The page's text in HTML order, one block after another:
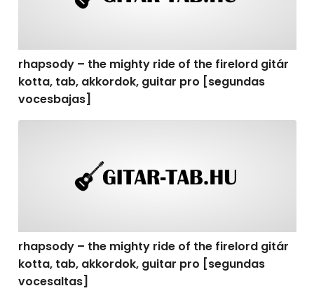
rhapsody – the mighty ride of the firelord gitár
kotta, tab, akkordok, guitar pro [segundas
vocesbajas]
rhapsody – the mighty ride of the firelord gitár
kotta, tab, akkordok, guitar pro [segundas
vocesaltas]